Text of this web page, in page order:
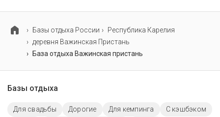
Базы отдыха России
Республика Карелия
деревня Важинская Пристань
База отдыха Важинская пристань
Базы отдыха
Для свадьбы Дорогие Для кемпинга
С кэшбэком